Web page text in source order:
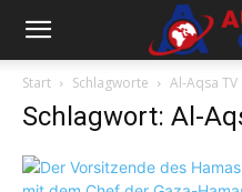
Start Schlagworte Al-Aqsa TV
Schlagwort: Al-